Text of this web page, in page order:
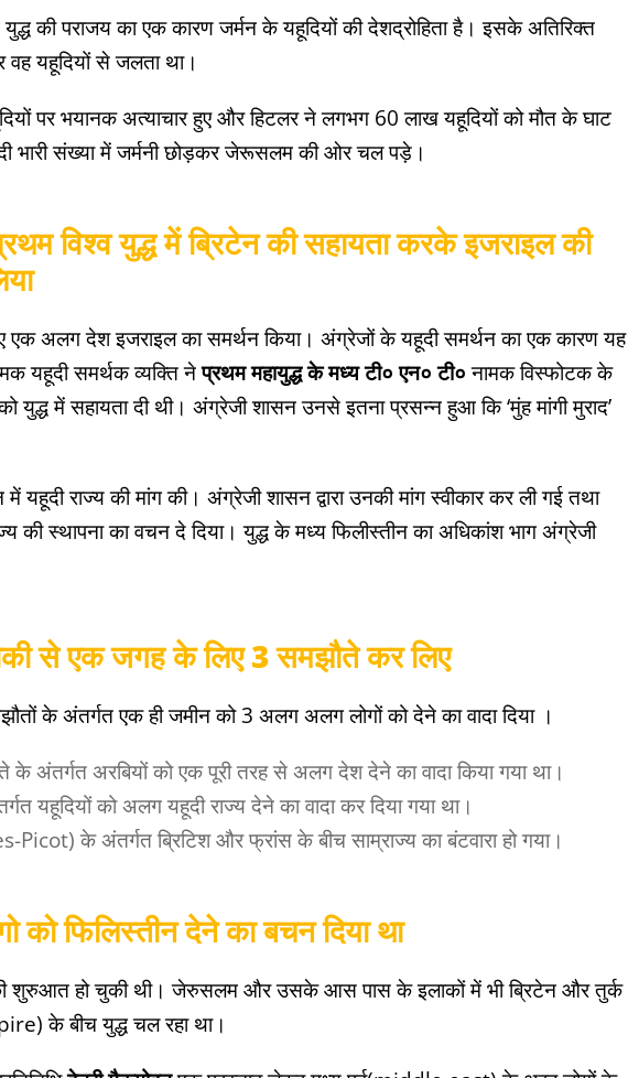
की पराजय का एक कारण जर्मन के यहूदियों की देशद्रोहिता है। इसके अतिरिक्त
वह यहूदियों से जलता था।
पर भयानक अत्याचार हुए और हिटलर ने लगभग 60 लाख यहूदियों को मौत के घाट
भारी संख्या में जर्मनी छोड़कर जेरूसलम की ओर चल पड़े।
विश्व युद्ध में ब्रिटेन की सहायता करके इजराइल की
एक अलग देश इजराइल का समर्थन किया। अंग्रेजों के यहूदी समर्थन का एक कारण यह
यहूदी समर्थक व्यक्ति नेप्रथम महायुद्ध के मध्य टी० एन० टी०नामक विस्फोटक के
को युद्ध में सहायता दी थी। अंग्रेजी शासन उनसे इतना प्रसन्न हुआ कि ‘मुंह मांगी मुराद’
में यहूदी राज्य की मांग की। अंग्रेजी शासन द्वारा उनकी मांग स्वीकार कर ली गई तथा
की स्थापना का वचन दे दिया। युद्ध के मध्य फिलीस्तीन का अधिकांश भाग अंग्रेजी
से एक जगह के लिए 3 समझौते कर लिए
के अंतर्गत एक ही जमीन को 3 अलग अलग लोगों को देने का वादा दिया ।
अंतर्गत अरबियों को एक पूरी तरह से अलग देश देने का वादा किया गया था।
यहूदियों को अलग यहूदी राज्य देने का वादा कर दिया गया था।
Picot) के अंतर्गत ब्रिटिश और फ्रांस के बीच साम्राज्य का बंटवारा हो गया।
को फिलिस्तीन देने का बचन दिया था
शुरुआत हो चुकी थी। जेरुसलम और उसके आस पास के इलाकों में भी ब्रिटेन और तुर्क
के बीच युद्ध चल रहा था।